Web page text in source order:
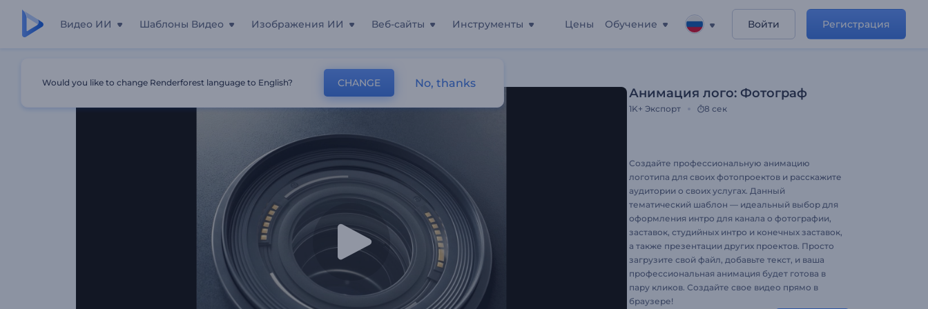
Видео ИИ Шаблоны Видео Изображения ИИ Веб-сайты Инструменты Цены Обучение Войти Регистрация
Анимация лого: Фотограф
1K+ Экспорт 8 сек
Создайте профессиональную анимацию
логотипа для своих фотопроектов и расскажите
аудитории о своих услугах. Данный
тематический шаблон — идеальный выбор для
оформления интро для канала о фотографии,
заставок, студийных интро и конечных заставок,
а также презентации других проектов. Просто
загрузите свой файл, добавьте текст, и ваша
профессиональная анимация будет готова в
пару кликов. Создайте свое видео прямо в
браузере!
Would you like to change Renderforest language to English? CHANGE No, thanks